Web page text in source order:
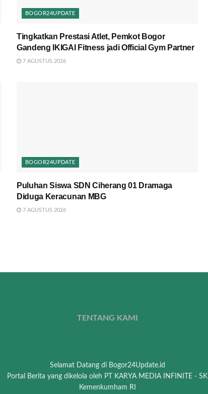
BOGOR24UPDATE
Tingkatkan Prestasi Atlet, Pemkot Bogor
Gandeng IKIGAI Fitness jadi Official Gym Partner
7 AGUSTUS 2026
BOGOR24UPDATE
Puluhan Siswa SDN Ciherang 01 Dramaga
Diduga Keracunan MBG
7 AGUSTUS 2026
TENTANG KAMI
Selamat Datang di Bogor24Update.id
Portal Berita yang dikelola oleh PT KARYA MEDIA INFINITE - SK
Kemenkumham RI